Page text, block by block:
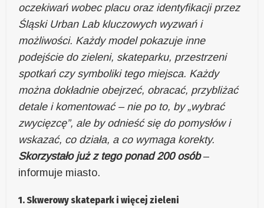
oczekiwań wobec placu oraz identyfikacji przez
Śląski Urban Lab kluczowych wyzwań i
możliwości. Każdy model pokazuje inne
podejście do zieleni, skateparku, przestrzeni
spotkań czy symboliki tego miejsca. Każdy
można dokładnie obejrzeć, obracać, przybliżać
detale i komentować – nie po to, by „wybrać
zwycięzcę”, ale by odnieść się do pomysłów i
wskazać, co działa, a co wymaga korekty.
Skorzystało już z tego ponad 200 osób–
informuje miasto.
1. Skwerowy skatepark i więcej zieleni